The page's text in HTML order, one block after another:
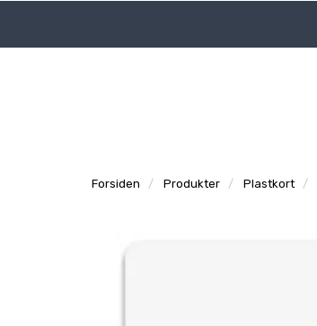
Forsiden Produkter Plastkort